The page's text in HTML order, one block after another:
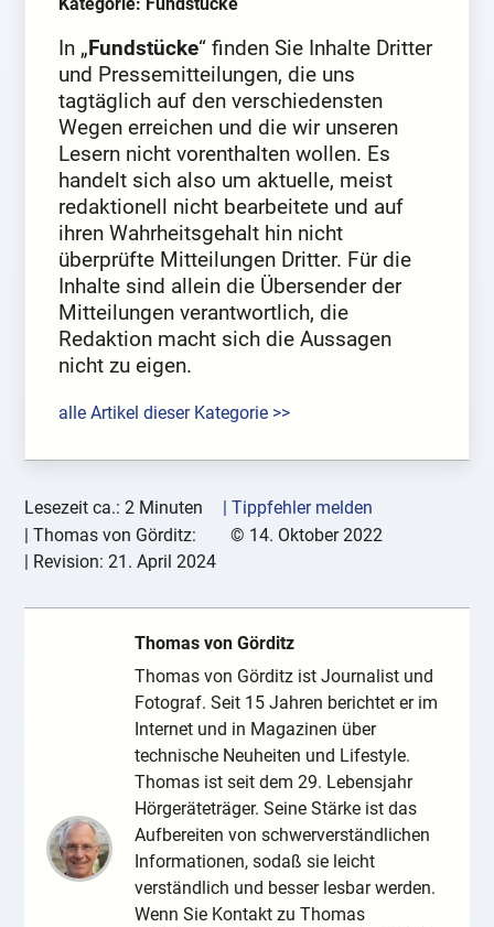
Kategorie: Fundstücke
In „Fundstücke“ finden Sie Inhalte Dritter
und Pressemitteilungen, die uns
tagtäglich auf den verschiedensten
Wegen erreichen und die wir unseren
Lesern nicht vorenthalten wollen. Es
handelt sich also um aktuelle, meist
redaktionell nicht bearbeitete und auf
ihren Wahrheitsgehalt hin nicht
überprüfte Mitteilungen Dritter. Für die
Inhalte sind allein die Übersender der
Mitteilungen verantwortlich, die
Redaktion macht sich die Aussagen
nicht zu eigen.
alle Artikel dieser Kategorie >>
Lesezeit ca.: 2 Minuten
| Tippfehler melden
|Thomas von Görditz: © 14. Oktober 2022
| Revision:21. April 2024
Thomas von Görditz
Thomas von Görditz ist Journalist und
Fotograf. Seit 15 Jahren berichtet er im
Internet und in Magazinen über
technische Neuheiten und Lifestyle.
Thomas ist seit dem 29. Lebensjahr
Hörgeräteträger. Seine Stärke ist das
Aufbereiten von schwerverständlichen
Informationen, sodaß sie leicht
verständlich und besser lesbar werden.
Wenn Sie Kontakt zu Thomas